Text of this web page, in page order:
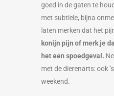
goed in de gaten te
met subtiele, bijna
laten merken dat het
konijn pijn of merk je
het een spoedgeval.
met de dierenarts: ook
weekend.